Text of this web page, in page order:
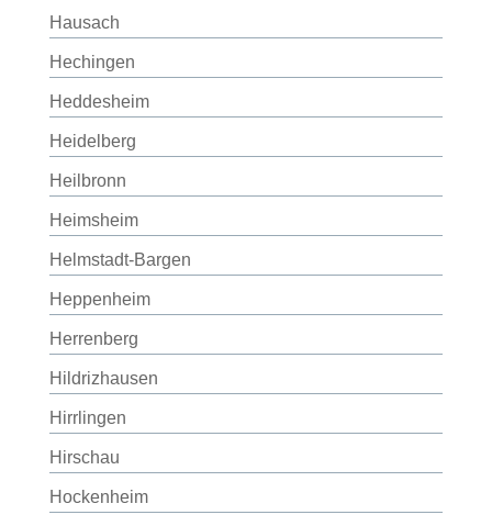
Hausach
Hechingen
Heddesheim
Heidelberg
Heilbronn
Heimsheim
Helmstadt-Bargen
Heppenheim
Herrenberg
Hildrizhausen
Hirrlingen
Hirschau
Hockenheim